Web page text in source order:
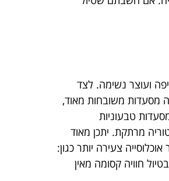
ועוצר נשימה. לצד
מסעדות משובחות מאוד,
טבעוניות
מרתקת. יתכן מאוד
צעירה יותר כגון:
חוויה קסומה מאין